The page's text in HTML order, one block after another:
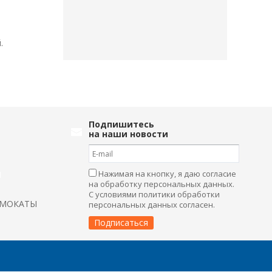
Подпишитесь
на наши новости
Нажимая на кнопку, я даю согласие
на обработку персональных данных.
С условиями политики обработки
персональных данных согласен.